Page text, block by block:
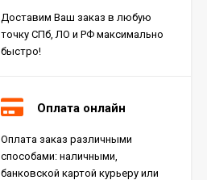
Доставим Ваш заказ в любую
точку СПб, ЛО и РФ максимально
быстро!
Оплата онлайн
Оплата заказ различными
способами: наличными,
банковской картой курьеру или
Керамогранит Italon
Charme Extra Silver Ret
60x120, 610010001196